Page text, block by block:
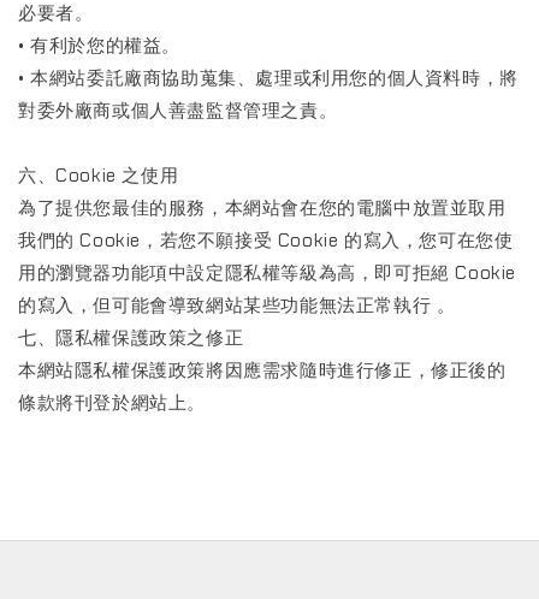
必要者。
• 有利於您的權益。
• 本網站委託廠商協助蒐集、處理或利用您的個人資料時，將
對委外廠商或個人善盡監督管理之責。
六、Cookie 之使用
為了提供您最佳的服務，本網站會在您的電腦中放置並取用
我們的 Cookie，若您不願接受 Cookie 的寫入，您可在您使
用的瀏覽器功能項中設定隱私權等級為高，即可拒絕 Cookie
的寫入，但可能會導致網站某些功能無法正常執行 。
七、隱私權保護政策之修正
本網站隱私權保護政策將因應需求隨時進行修正，修正後的
條款將刊登於網站上。